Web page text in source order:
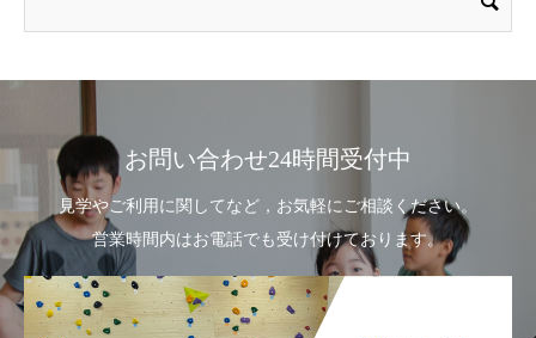
お問い合わせ24時間受付中
見学やご利用に関してなど，お気軽にご相談ください。
営業時間内はお電話でも受け付けております。